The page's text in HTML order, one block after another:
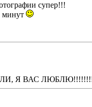
супер!!!
минут
Я ВАС